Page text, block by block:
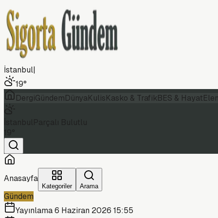
İstanbul|
19°
DergiGündemDünyaKulisKasko & TrafikBES & Hayat
Anasayfa
Kategoriler Arama
Gündem
Yayınlama6 Haziran 2026 15:55